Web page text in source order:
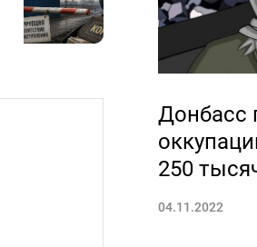
Донбасс
250
04.11.2022